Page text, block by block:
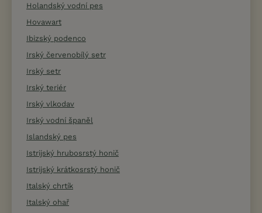
Holandský vodní pes
Hovawart
Ibizský podenco
Irský červenobílý setr
Irský setr
Irský teriér
Irský vlkodav
Irský vodní španěl
Islandský pes
Istrijský hrubosrstý honič
Istrijský krátkosrstý honič
Italský chrtík
Italský ohař